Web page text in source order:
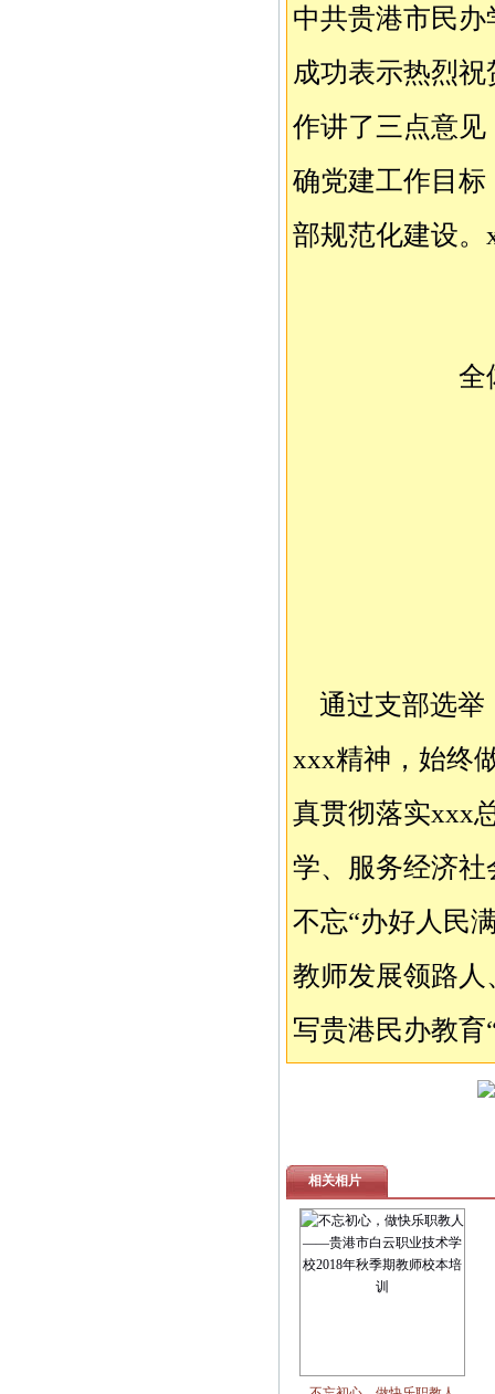
中共贵港市民
成功表示热烈
作讲了三点意
确党建工作目
部规范化建设
全
通过支部选举
xxx精神，始终
真贯彻落实xxx
学、服务经济
不忘“办好人民
教师发展领路
写贵港民办教育
相关相片